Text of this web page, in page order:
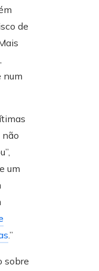
de
num
não
um
.”
sobre